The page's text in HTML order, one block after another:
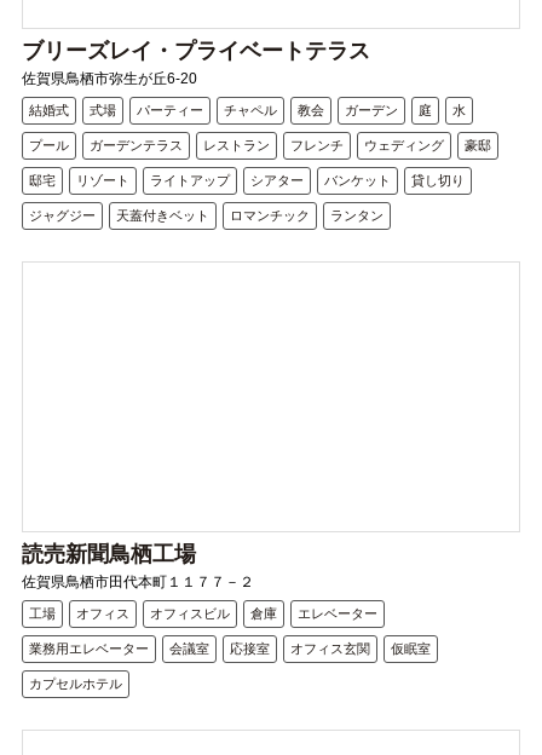
ブリーズレイ・プライベートテラス
佐賀県鳥栖市弥生が丘6-20
結婚式 式場 パーティー チャペル 教会 ガーデン 庭 水
プール ガーデンテラス レストラン フレンチ ウェディング 豪邸
邸宅 リゾート ライトアップ シアター バンケット 貸し切り
ジャグジー 天蓋付きベット ロマンチック ランタン
読売新聞鳥栖工場
佐賀県鳥栖市田代本町１１７７－２
工場 オフィス オフィスビル 倉庫 エレベーター
業務用エレベーター 会議室 応接室 オフィス玄関 仮眠室
カプセルホテル